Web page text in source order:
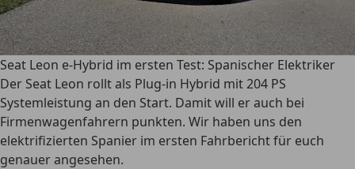
Seat Leon e-Hybrid im ersten Test: Spanischer Elektriker
Der Seat Leon rollt als Plug-in Hybrid mit 204 PS
Systemleistung an den Start. Damit will er auch bei
Firmenwagenfahrern punkten. Wir haben uns den
elektrifizierten Spanier im ersten Fahrbericht für euch
genauer angesehen.